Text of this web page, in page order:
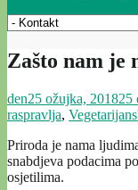
Zašto nam je
den25 ožujka, 201825
raspravlja,
Priroda je nama
snabdjeva podacima
osjetilima.